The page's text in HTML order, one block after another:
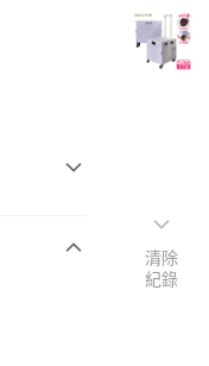
清除
紀錄